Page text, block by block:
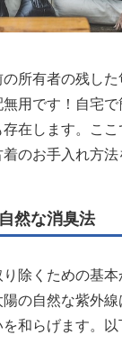
所有者の残した
用です！自宅
在します。こ
のお手入れ方法
然な消臭法
除くための基
陽の自然な紫外
和らげます。